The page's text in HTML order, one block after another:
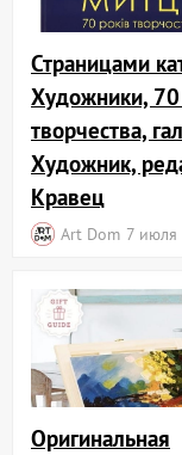
Страницами
Художники,
творчества,
Художник,
Кравец
Art Dom 7
Оригинальная